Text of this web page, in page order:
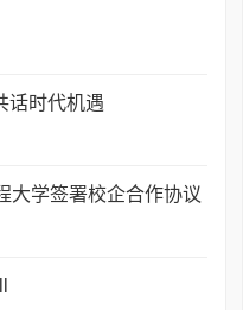
话时代机遇
大学签署校企合作协议